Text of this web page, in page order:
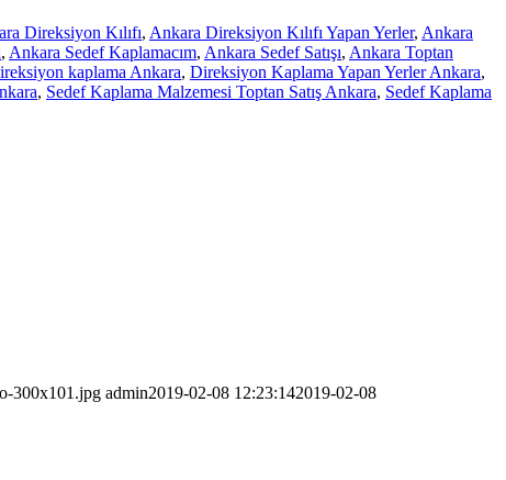
Direksiyon Kılıfı, Ankara Direksiyon Kılıfı Yapan Yerler, Ankara
, Ankara Sedef Kaplamacım, Ankara Sedef Satışı, Ankara Toptan
kaplama Ankara, Direksiyon Kaplama Yapan Yerler Ankara,
, Sedef Kaplama Malzemesi Toptan Satış Ankara, Sedef Kaplama
300x101.jpg admin2019-02-08 12:23:142019-02-08